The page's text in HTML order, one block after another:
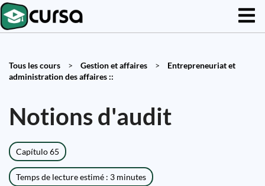
Tous les cours > Gestion et affaires >
Entrepreneuriat et
administration des affaires ::
Notions d'audit
Capítulo 65
Temps de lecture estimé : 3 minutes